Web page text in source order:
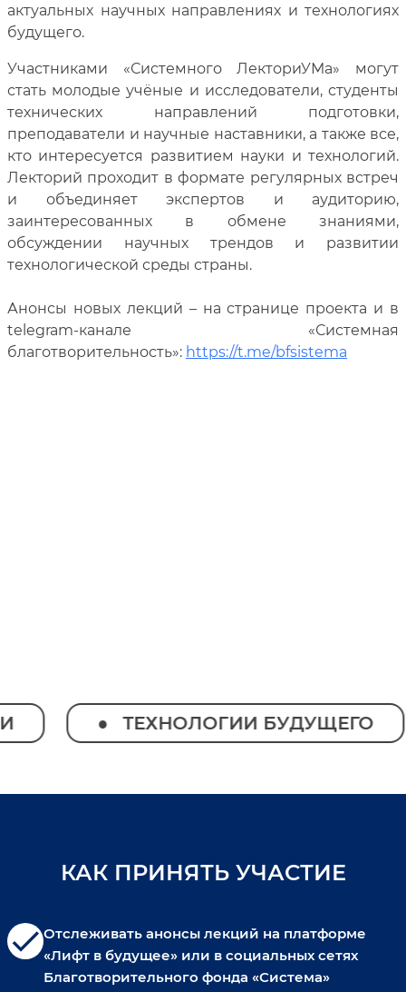
актуальных научных направлениях и технологиях
будущего.
Участниками «Системного ЛекториУМа» могут
стать молодые учёные и исследователи, студенты
технических направлений подготовки,
преподаватели и научные наставники, а также все,
кто интересуется развитием науки и технологий.
Лекторий проходит в формате регулярных встреч
и объединяет экспертов и аудиторию,
заинтересованных в обмене знаниями,
обсуждении научных трендов и развитии
технологической среды страны.
Анонсы новых лекций – на странице проекта и в
telegram-канале «Системная
благотворительность»: https://t.me/bfsistema
ТЕХНОЛОГИИ БУДУЩЕГО
КАК ПРИНЯТЬ УЧАСТИЕ
checkОтслеживать анонсы лекций на платформе
«Лифт в будущее» или в социальных сетях
Благотворительного фонда «Система»